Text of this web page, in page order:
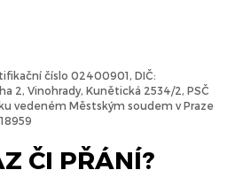
číslo 02400901, DIČ:
2, Vinohrady, Kunětická 2534/2, PSČ
vedeném Městským soudem v Praze
ČI PŘÁNÍ?